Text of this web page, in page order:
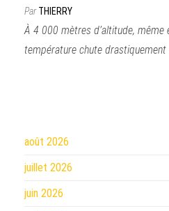
ParTHIERRY
À 4 000 mètres d’altitude, même
température chute
août 2026
juillet 2026
juin 2026